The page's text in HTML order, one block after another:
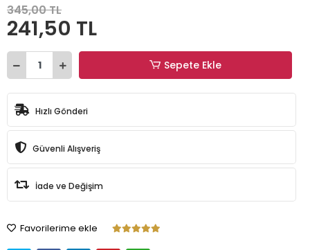
345,00 TL
241,50 TL
Sepete Ekle
Hızlı Gönderi
Güvenli Alışveriş
İade ve Değişim
Favorilerime ekle